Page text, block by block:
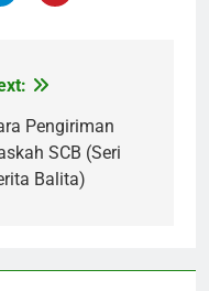
Pengiriman
SCB (Seri
Balita)